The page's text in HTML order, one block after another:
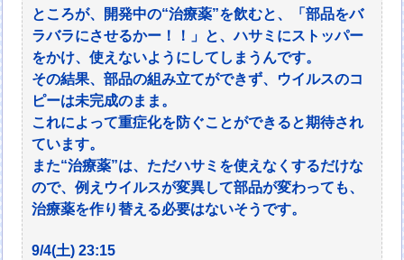
ところが、開発中の“治療薬”を飲むと、「部品をバ
ラバラにさせるかー！！」と、ハサミにストッパー
をかけ、使えないようにしてしまうんです。
その結果、部品の組み立てができず、ウイルスのコ
ピーは未完成のまま。
これによって重症化を防ぐことができると期待され
ています。
また“治療薬”は、ただハサミを使えなくするだけな
ので、例えウイルスが変異して部品が変わっても、
治療薬を作り替える必要はないそうです。
9/4(土) 23:15